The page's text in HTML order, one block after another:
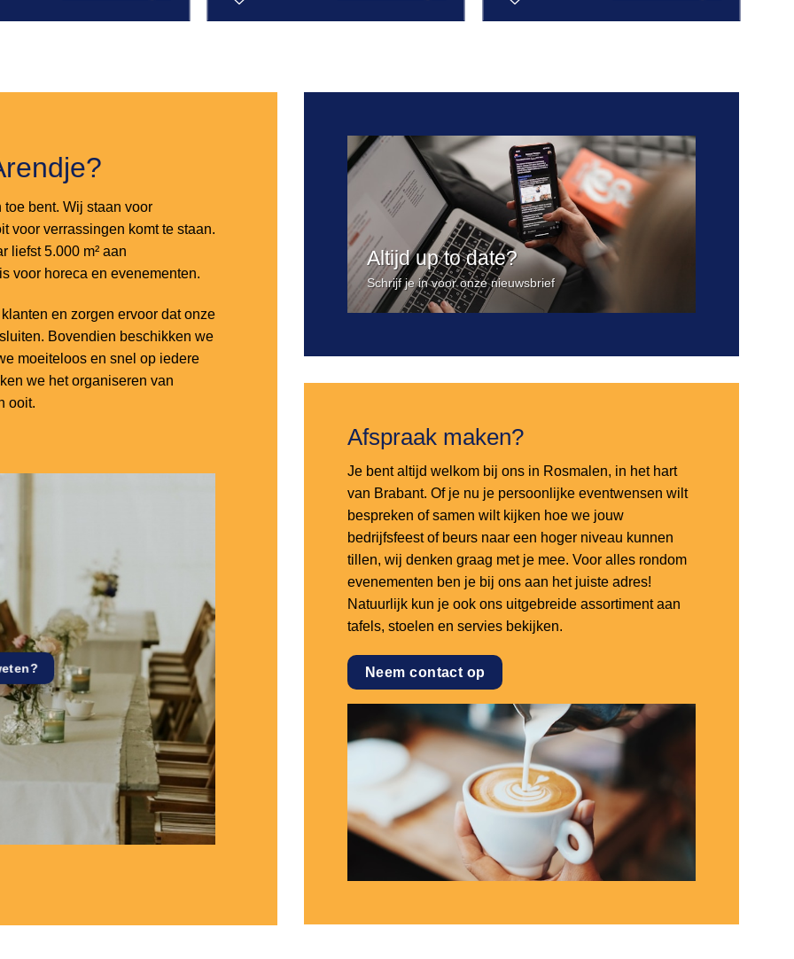
bent. Wij staan voor
voor verrassingen komt te staan.
liefst 5.000 m² aan
voor horeca en evenementen.
en zorgen ervoor dat onze
Bovendien beschikken we
moeiteloos en snel op iedere
we het organiseren van
ooit.
Altijd up to date?
Schrijf je in voor onze nieuwsbrief
Afspraak maken?
Je bent altijd welkom bij ons in Rosmalen, in het hart
van Brabant. Of je nu je persoonlijke eventwensen wilt
bespreken of samen wilt kijken hoe we jouw
bedrijfsfeest of beurs naar een hoger niveau kunnen
tillen, wij denken graag met je mee. Voor alles rondom
evenementen ben je bij ons aan het juiste adres!
Natuurlijk kun je ook ons uitgebreide assortiment aan
tafels, stoelen en servies bekijken.
Neem contact op